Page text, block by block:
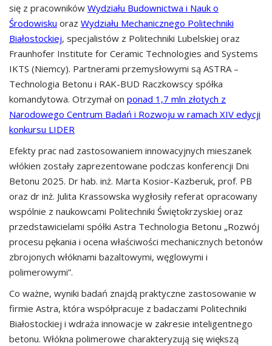
się z pracowników Wydziału Budownictwa i Nauk o
Środowisku oraz Wydziału Mechanicznego Politechniki
Białostockiej, specjalistów z Politechniki Lubelskiej oraz
Fraunhofer Institute for Ceramic Technologies and Systems
IKTS (Niemcy). Partnerami przemysłowymi są ASTRA –
Technologia Betonu i RAK-BUD Raczkowscy spółka
komandytowa. Otrzymał on ponad 1,7 mln złotych z
Narodowego Centrum Badań i Rozwoju w ramach XIV edycji
konkursu LIDER
Efekty prac nad zastosowaniem innowacyjnych mieszanek
włókien zostały zaprezentowane podczas konferencji Dni
Betonu 2025. Dr hab. inż. Marta Kosior-Kazberuk, prof. PB
oraz dr inż. Julita Krassowska wygłosiły referat opracowany
wspólnie z naukowcami Politechniki Świętokrzyskiej oraz
przedstawicielami spółki Astra Technologia Betonu „Rozwój
procesu pękania i ocena właściwości mechanicznych betonów
zbrojonych włóknami bazaltowymi, węglowymi i
polimerowymi”.
Co ważne, wyniki badań znajdą praktyczne zastosowanie w
firmie Astra, która współpracuje z badaczami Politechniki
Białostockiej i wdraża innowacje w zakresie inteligentnego
betonu. Włókna polimerowe charakteryzują się większą